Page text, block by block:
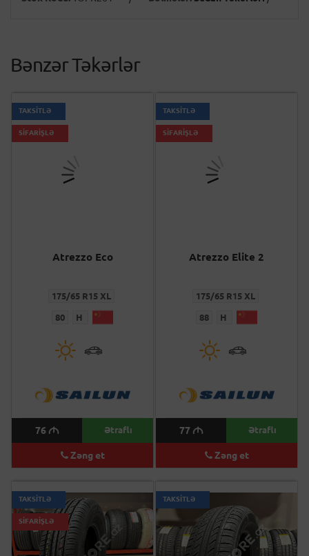
Bənzər Təkərlər
TAKSİTLƏ
SİFARİŞLƏ
Atrezzo Eco
175/65 R15 XL
80 H
76 M Ətraflı
Zəng et
TAKSİTLƏ
SİFARİŞLƏ
Atrezzo Elite 2
175/65 R15 XL
88 H
77 M Ətraflı
Zəng et
TAKSİTLƏ
SİFARİŞLƏ
TAKSİTLƏ